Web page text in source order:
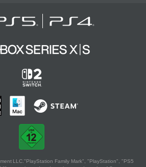
LLC."PlayStation Family Mark", "PlayStation", "PS5